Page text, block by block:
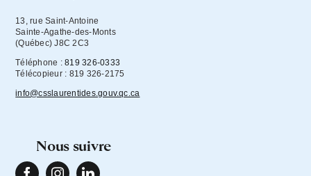
13, rue Saint-Antoine
Sainte-Agathe-des-Monts
(Québec) J8C 2C3
Téléphone :819 326-0333
Télécopieur : 819 326-2175
info@csslaurentides.gouv.qc.ca
nous suivre